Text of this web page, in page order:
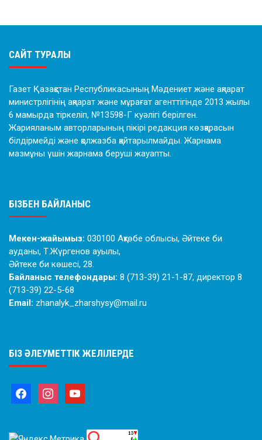
САЙТ ТУРАЛЫ
Газет Қазақстан Республикасының Мәдениет және ақпарат
министрлігінің ақпарат және мұрағат агенттігінде 2013 жылы
6 мамырда тіркеліп, №13598-Г куәлігі берілген.
Жарияланым авторларының пікірі редакция көзқарасын
білдірмейді және қолжазба қайтарылмайды. Жарнама
мазмұны үшін жарнама беруші жауапты.
БІЗБЕН БАЙЛАНЫС
Мекен-жайымыз: 030100 Ақтөбе облысы, Әйтеке би
ауданы, Т.Жүргенов ауылы,
Әйтеке би көшесі, 28.
Байланыс телефондары: 8 (713-39) 21-1-87, директор 8
(713-39) 22-5-68
Email: zhanalyk_zharshysy@mail.ru
БІЗ ӘЛЕУМЕТТІК ЖЕЛІЛЕРДЕ